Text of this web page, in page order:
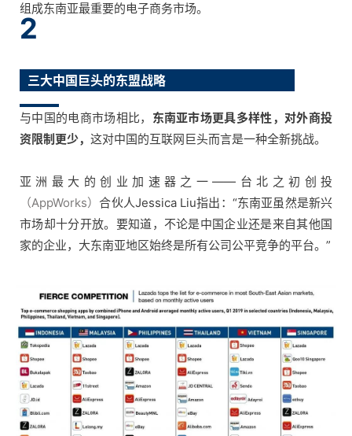
组成东南亚最重要的电子商务市场。
2
三大中国巨头的东盟战略
与中国的电商市场相比， 东南亚市场更具多样性，对外商投
资限制更少， 这对中国的互联网巨头而言是一种全新挑战。
亚洲最大的创业加速器之一——台北之初创投
（AppWorks） 合伙人Jessica Liu指出：“东南亚虽然是新兴
市场却十分开放。要知道，不论是中国企业还是来自其他国
家的企业，大东南亚地区始终是所有公司公平竞争的平台。”